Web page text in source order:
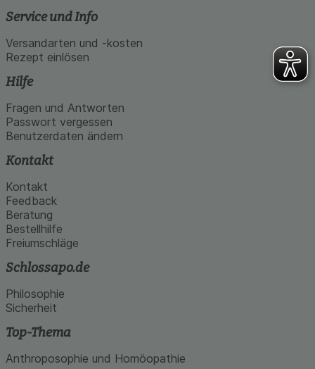
Service und Info
Versandarten und -kosten
Rezept einlösen
Hilfe
Fragen und Antworten
Passwort vergessen
Benutzerdaten ändern
Kontakt
Kontakt
Feedback
Beratung
Bestellhilfe
Freiumschläge
Schlossapo.de
Philosophie
Sicherheit
Top-Thema
Anthroposophie und Homöopathie